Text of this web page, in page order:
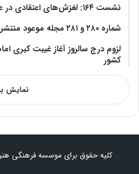
نشست ۱۶۴: لغزش‌های اعتقادی در عصر غیبت
شماره ۲۸۰ و ۲۸۱ مجله موعود منتشر شد
لزوم درج سالروز آغاز غیبت کبری
کشور
نمایش
کلیه حقوق برای موسسه فرهنگی